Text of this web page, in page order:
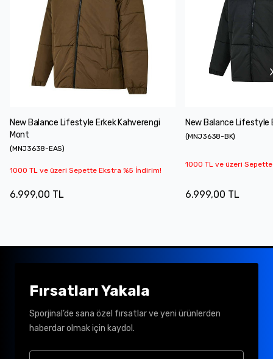
New Balance Lifestyle Erkek Kahverengi
Mont
(MNJ3638-EAS)
1000 TL ve üzeri Sepette Ekstra %5 İndirim!
6.999,00 TL
New Balance Lifestyle
(MNJ3638-BK)
1000 TL ve üzeri
6.999,00 TL
Fırsatları Yakala
Sporjinal’de sana özel fırsatlar ve yeni ürünlerden
haberdar olmak için kaydol.